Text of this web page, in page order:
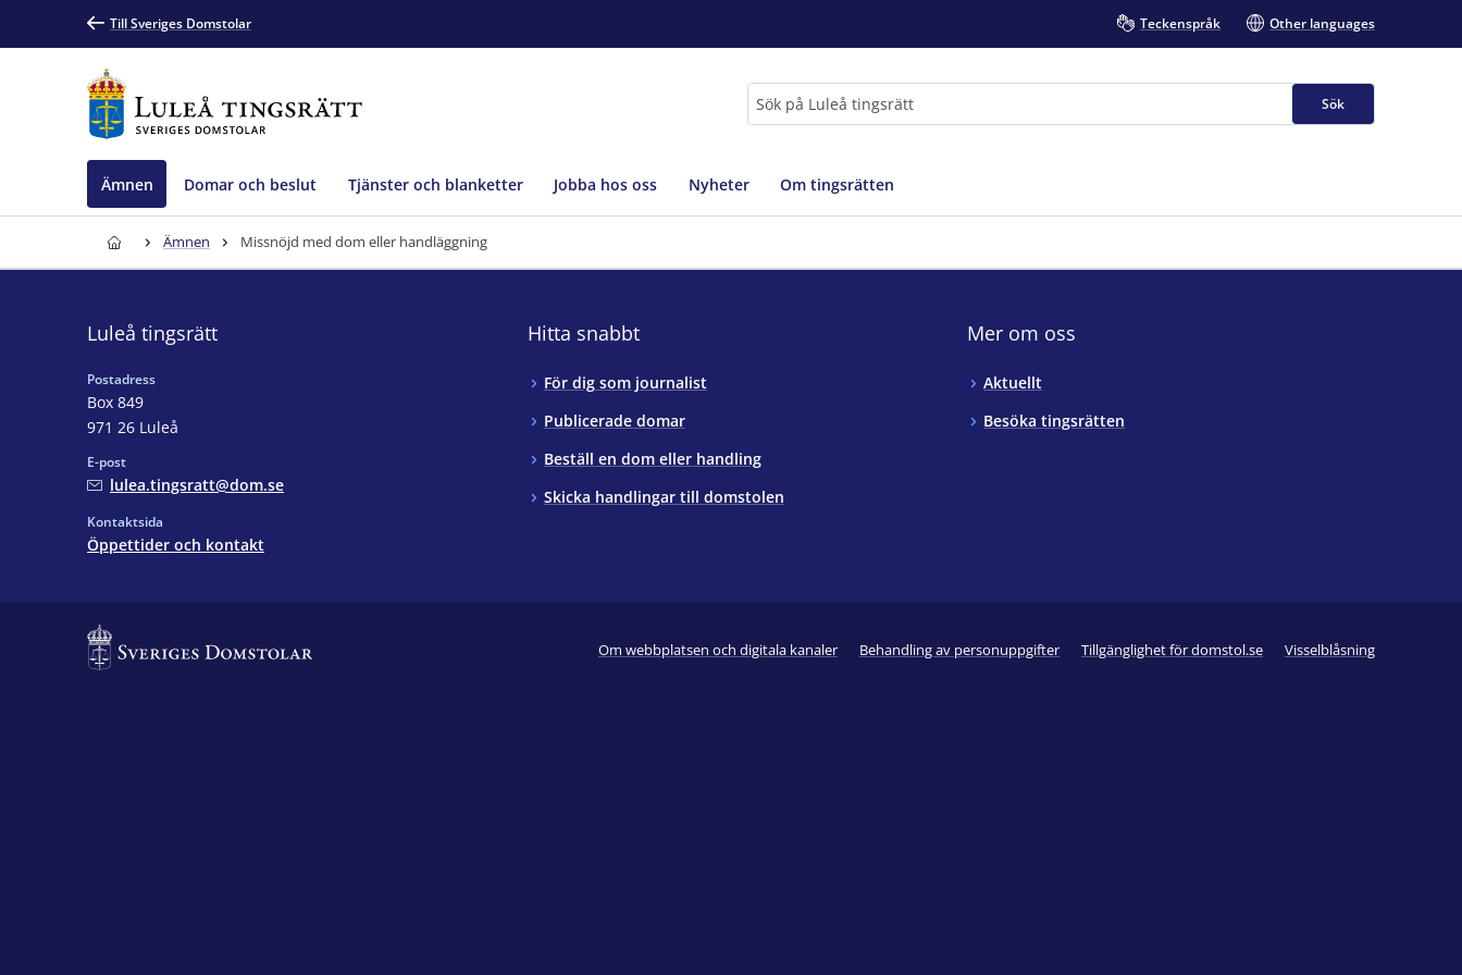
Till Sveriges Domstolar Teckenspråk Other languages
Sök
Ämnen Domar och beslut Tjänster och blanketter Jobba hos oss Nyheter Om tingsrätten
Ämnen Missnöjd med dom eller handläggning
Luleå tingsrätt
Postadress
Box 849
971 26 Luleå
E-post
lulea.tingsratt@dom.se
Kontaktsida
Öppettider och kontakt
Hitta snabbt
För dig som journalist
Publicerade domar
Beställ en dom eller handling
Skicka handlingar till domstolen
Mer om oss
Aktuellt
Besöka tingsrätten
Om webbplatsen och digitala kanaler Behandling av personuppgifter Tillgänglighet för domstol.se Visselblåsning